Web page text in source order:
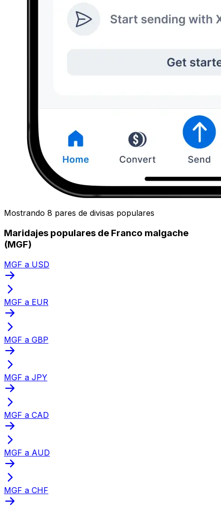
Mostrando 8 pares de divisas populares
Maridajes populares de Franco malgache
(MGF)
MGF a USD
MGF a EUR
MGF a GBP
MGF a JPY
MGF a CAD
MGF a AUD
MGF a CHF